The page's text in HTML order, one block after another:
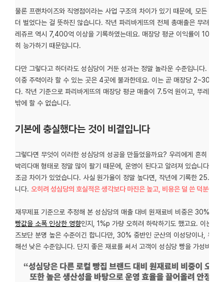
물론 프랜차이즈와 직영점이라는 사업 구조의 차이가 있기 때문에, 모든 파
더 벌었다는 걸 뜻하진 않습니다. 작년 파리바게뜨의 전체 총매출은 무려
레쥬르 역시 7,400억 이상을 기록하였는데요. 매장당 평균 이익률이 10%라
히 능가하기 때문입니다.
다만 그렇다고 하더라도 성심당이 거둔 성과는 정말 놀라운 수준입니다. 빵
이중 주력이라 할 수 있는 곳은 4곳에 불과한데요. 이는 곧 매장당 2~300억
다. 작년 기준으로 파리바게뜨의 매장당 평균 매출이 7.5억 원이고, 뚜레쥬
밖에 할 수 없습니다.
기본에 충실했다는 것이 비결입니다
그렇다면 무엇이 이러한 성심당의 성공을 만들었을까요? 우리에게 흔히 성
박리다매 형태로 정말 많이 팔기 때문에, 운영이 된다고 알려져 있습니다. 하
조금 차이가 있었습니다. 사실 원가율이 정말 높다면, 작년에 기록한 25.3%
니다. 오히려 성심당의 호실적은 생각보다 마진은 높고, 비용은 덜 쓴 덕분에
재무제표 기준으로 추정해 본 성심당의 매출 대비 원재료비 비중은 30% 초
빵값을 소폭 인상한 영향인지, 1%p 가량 오히려 하락하기도 했고요. 이는
즈보단 분명 높은 수준이긴 합니다만, 30% 중반인 군산의 이성당이나, 무
해선 낮은 수준입니다. 단지 좋은 재료를 써서 고객이 성심당 빵을 가성비 있